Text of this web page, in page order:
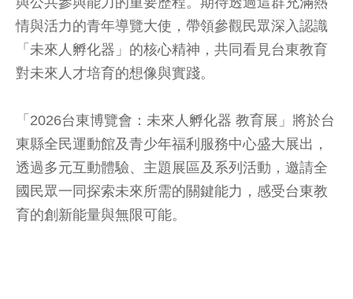
情與活力的青年導覽大使，帶領參觀民眾深入認識
「未來人孵化器」的核心精神，共同看見台東教育
對未來人才培育的想像與實踐。
「2026台東博覽會：未來人孵化器 教育展」將於台
東縣全民運動館及青少年福利服務中心盛大展出，
透過多元互動體驗、主題展區及系列活動，邀請全
國民眾一同探索未來所需的關鍵能力，感受台東教
育的創新能量與無限可能。